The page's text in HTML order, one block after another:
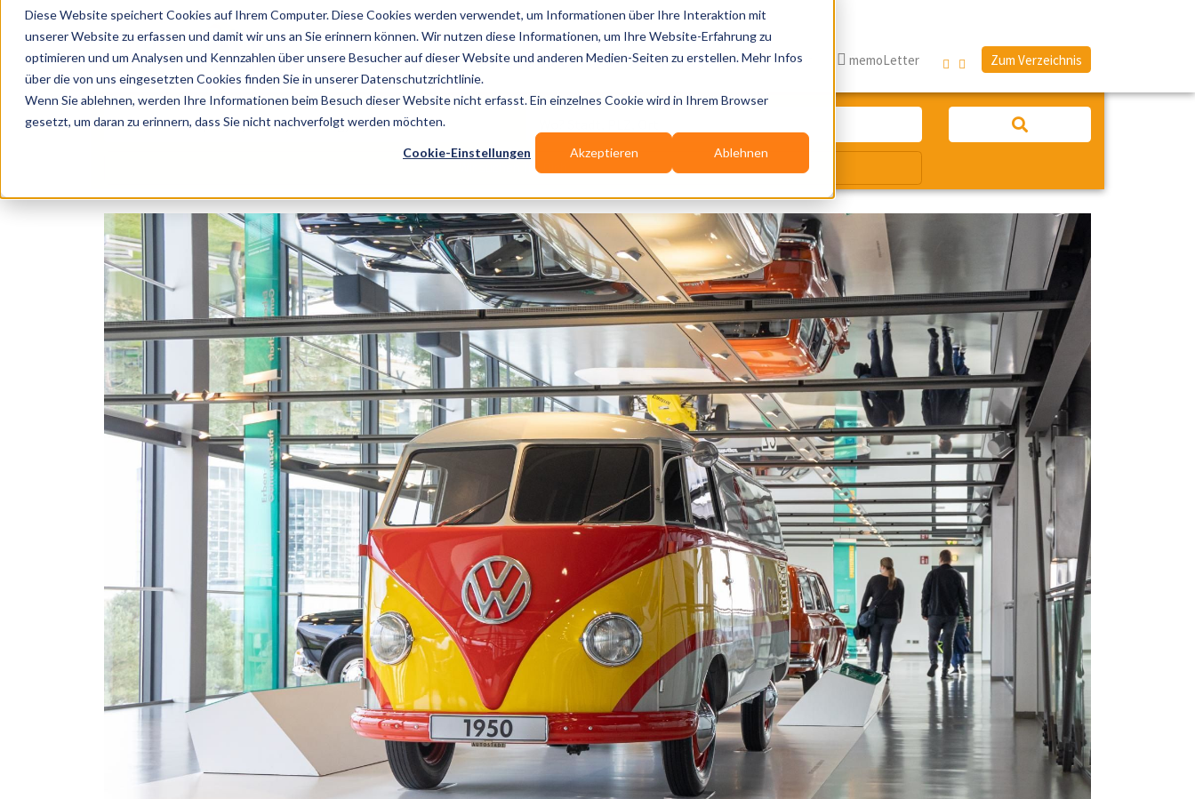
Diese Website speichert Cookies auf Ihrem Computer. Diese Cookies werden verwendet, um Informationen über Ihre Interaktion mit
unserer Website zu erfassen und damit wir uns an Sie erinnern können. Wir nutzen diese Informationen, um Ihre Website-Erfahrung zu
optimieren und um Analysen und Kennzahlen über unsere Besucher auf dieser Website und anderen Medien-Seiten zu erstellen. Mehr Infos
über die von uns eingesetzten Cookies finden Sie in unserer Datenschutzrichtlinie.
Wenn Sie ablehnen, werden Ihre Informationen beim Besuch dieser Website nicht erfasst. Ein einzelnes Cookie wird in Ihrem Browser
gesetzt, um daran zu erinnern, dass Sie nicht nachverfolgt werden möchten.
Cookie-Einstellungen Akzeptieren Ablehnen
Publikationen Branchen-Infos Services Blog memoLetter Zum Verzeichnis
Künstler, Zelte, Bands, Catering, ...
Wir suchen für Dich